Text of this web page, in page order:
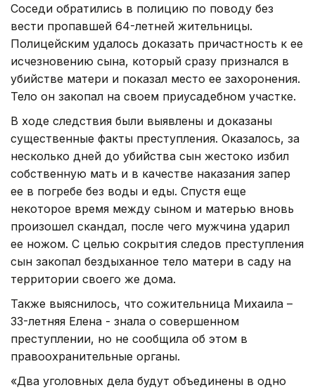
Соседи обратились в полицию по поводу без
вести пропавшей 64-летней жительницы.
Полицейским удалось доказать причастность к ее
исчезновению сына, который сразу признался в
убийстве матери и показал место ее захоронения.
Тело он закопал на своем приусадебном участке.
В ходе следствия были выявлены и доказаны
существенные факты преступления. Оказалось, за
несколько дней до убийства сын жестоко избил
собственную мать и в качестве наказания запер
ее в погребе без воды и еды. Спустя еще
некоторое время между сыном и матерью вновь
произошел скандал, после чего мужчина ударил
ее ножом. С целью сокрытия следов преступления
сын закопал бездыханное тело матери в саду на
территории своего же дома.
Также выяснилось, что сожительница Михаила –
33-летняя Елена - знала о совершенном
преступлении, но не сообщила об этом в
правоохранительные органы.
«Два уголовных дела будут объединены в одно